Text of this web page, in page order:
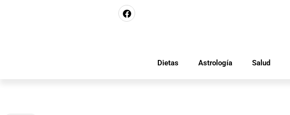
Dietas Astrología Salud